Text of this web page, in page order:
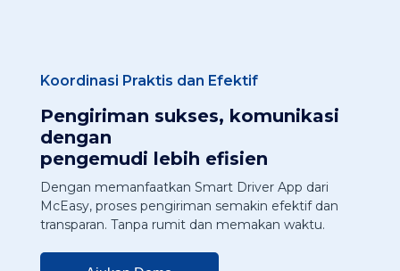
Koordinasi Praktis dan Efektif
Pengiriman sukses, komunikasi
dengan
pengemudi lebih efisien
Dengan memanfaatkan Smart Driver App dari
McEasy, proses pengiriman semakin efektif dan
transparan. Tanpa rumit dan memakan waktu.